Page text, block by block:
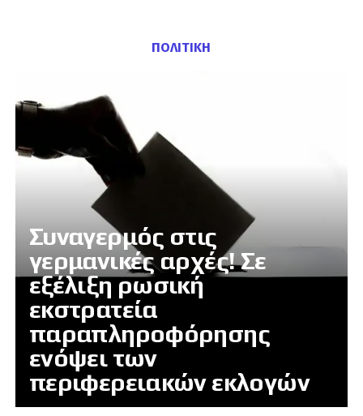
ΠΟΛΙΤΙΚΗ
Συναγερμός στις
γερμανικές αρχές! Σε
εξέλιξη ρωσική
εκστρατεία
παραπληροφόρησης
ενόψει των
περιφερειακών εκλογών